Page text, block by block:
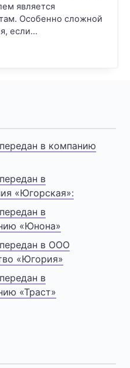
является
Особенно сложной
если…
в компанию
в
«Югорская»:
в
«Юнона»
в ООО
«Югория»
в
«Траст»